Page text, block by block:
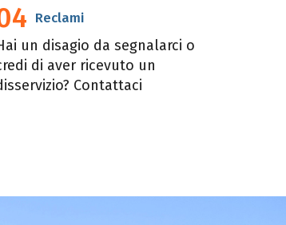
Reclami
un disagio da segnalarci o
di aver ricevuto un
Contattaci